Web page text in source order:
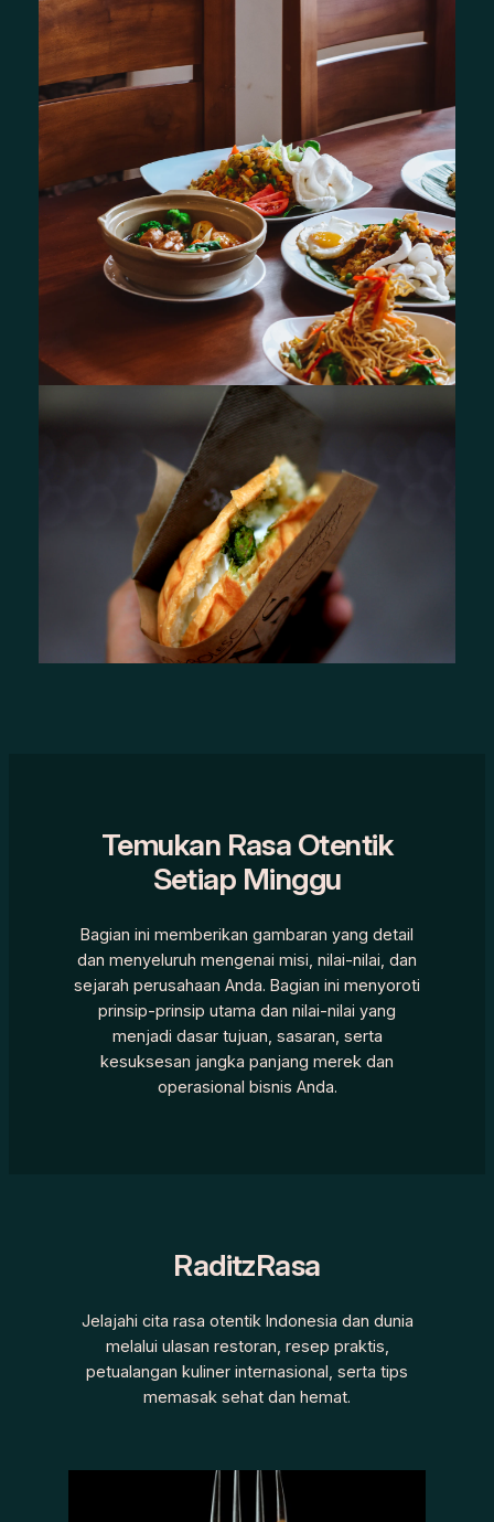
Temukan Rasa Otentik
Setiap Minggu
Bagian ini memberikan gambaran yang detail
dan menyeluruh mengenai misi, nilai-nilai, dan
sejarah perusahaan Anda. Bagian ini menyoroti
prinsip-prinsip utama dan nilai-nilai yang
menjadi dasar tujuan, sasaran, serta
kesuksesan jangka panjang merek dan
operasional bisnis Anda.
RaditzRasa
Jelajahi cita rasa otentik Indonesia dan dunia
melalui ulasan restoran, resep praktis,
petualangan kuliner internasional, serta tips
memasak sehat dan hemat.